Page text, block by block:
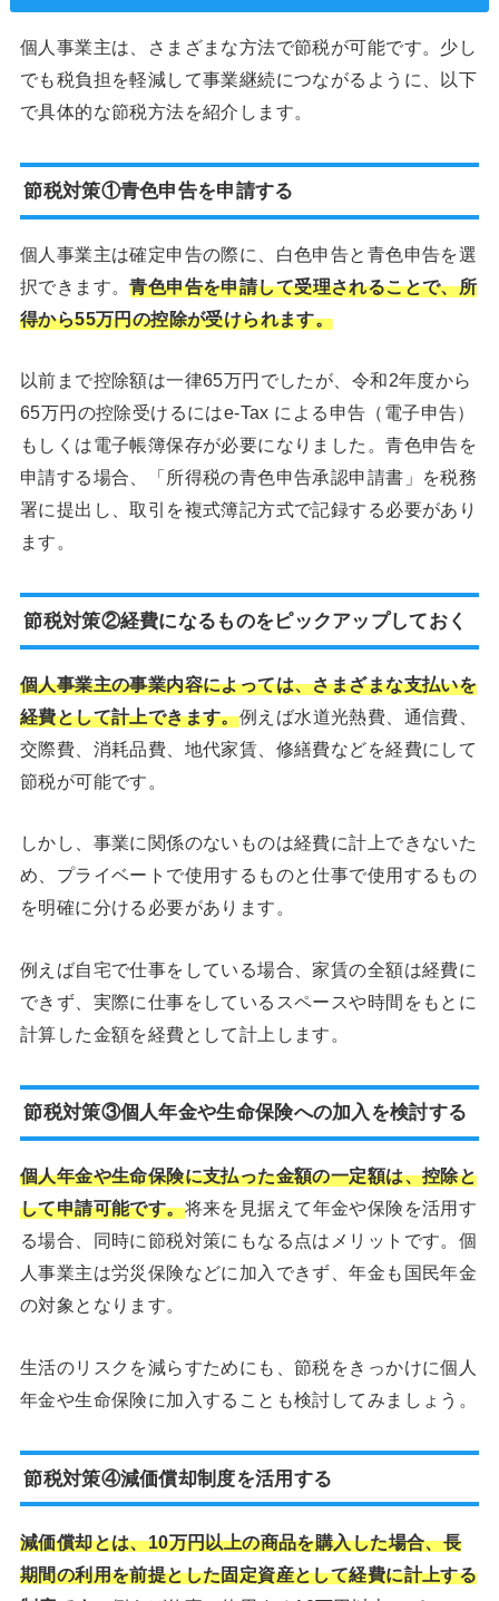
個人事業主は、さまざまな方法で節税が可能です。少し
でも税負担を軽減して事業継続につながるように、以下
で具体的な節税方法を紹介します。
節税対策①青色申告を申請する
個人事業主は確定申告の際に、白色申告と青色申告を選
択できます。青色申告を申請して受理されることで、所
得から55万円の控除が受けられます。
以前まで控除額は一律65万円でしたが、令和2年度から
65万円の控除受けるにはe-Tax による申告（電子申告）
もしくは電子帳簿保存が必要になりました。青色申告を
申請する場合、「所得税の青色申告承認申請書」を税務
署に提出し、取引を複式簿記方式で記録する必要があり
ます。
節税対策②経費になるものをピックアップしておく
個人事業主の事業内容によっては、さまざまな支払いを
経費として計上できます。例えば水道光熱費、通信費、
交際費、消耗品費、地代家賃、修繕費などを経費にして
節税が可能です。
しかし、事業に関係のないものは経費に計上できないた
め、プライベートで使用するものと仕事で使用するもの
を明確に分ける必要があります。
例えば自宅で仕事をしている場合、家賃の全額は経費に
できず、実際に仕事をしているスペースや時間をもとに
計算した金額を経費として計上します。
節税対策③個人年金や生命保険への加入を検討する
個人年金や生命保険に支払った金額の一定額は、控除と
して申請可能です。将来を見据えて年金や保険を活用す
る場合、同時に節税対策にもなる点はメリットです。個
人事業主は労災保険などに加入できず、年金も国民年金
の対象となります。
生活のリスクを減らすためにも、節税をきっかけに個人
年金や生命保険に加入することも検討してみましょう。
節税対策④減価償却制度を活用する
減価償却とは、10万円以上の商品を購入した場合、長
期間の利用を前提とした固定資産として経費に計上する